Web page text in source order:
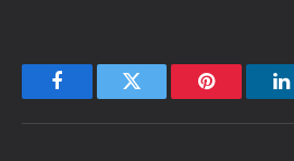
FacebookTwitter Pinterest